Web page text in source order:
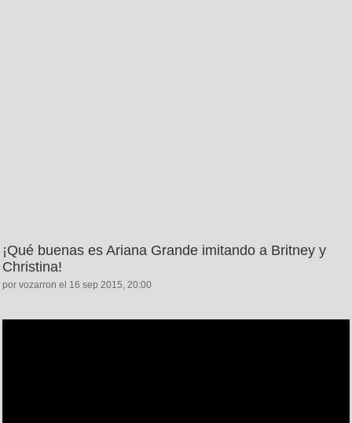
¡Qué buenas es Ariana Grande imitando a Britney y
Christina!
por vozarron el 16 sep 2015, 20:00